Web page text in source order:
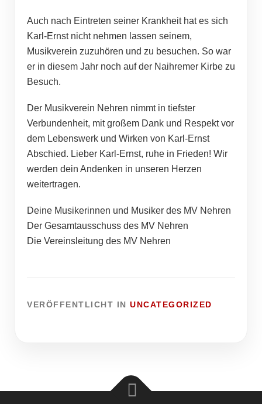
Auch nach Eintreten seiner Krankheit hat es sich
Karl-Ernst nicht nehmen lassen seinem,
Musikverein zuzuhören und zu besuchen. So war
er in diesem Jahr noch auf der Naihremer Kirbe zu
Besuch.
Der Musikverein Nehren nimmt in tiefster
Verbundenheit, mit großem Dank und Respekt vor
dem Lebenswerk und Wirken von Karl-Ernst
Abschied. Lieber Karl-Ernst, ruhe in Frieden! Wir
werden dein Andenken in unseren Herzen
weitertragen.
Deine Musikerinnen und Musiker des MV Nehren
Der Gesamtausschuss des MV Nehren
Die Vereinsleitung des MV Nehren
VERÖFFENTLICHT IN UNCATEGORIZED